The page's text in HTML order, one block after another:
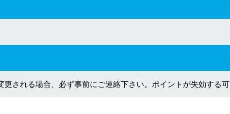
される場合、必ず事前にご連絡下さい。ポイントが失効する可